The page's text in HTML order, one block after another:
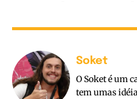
Soket
O Soket é um
tem umas